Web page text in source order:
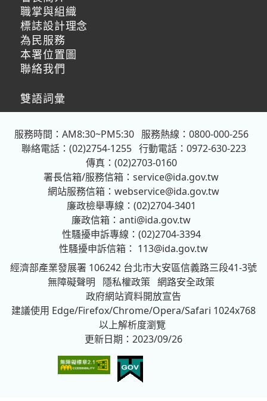
職掌與組織
標誌設計理念
為民服務
本署位置圖
聯絡我們
雙語詞彙
服務時間：AM8:30~PM5:30
服務熱線：0800-000-256
聯絡電話：(02)2754-1255 行動電話：0972-630-223
傳真：(02)2703-0160
署長信箱/服務信箱： service@ida.gov.tw
網站服務信箱： webservice@ida.gov.tw
廉政檢舉專線：(02)2704-3401
廉政信箱： anti@ida.gov.tw
性騷擾申訴專線：(02)2704-3394
性騷擾申訴信箱： 113@ida.gov.tw
經濟部產業發展署 106242 台北市大安區信義路三段41-3號
無障礙聲明
隱私權政策 網路安全政策
政府網站資料開放宣告
建議使用 Edge/Firefox/Chrome/Opera/Safari 1024x768
以上解析度瀏覽
更新日期：2023/09/26